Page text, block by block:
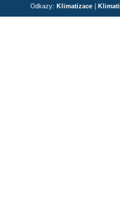
Odkazy: Klimatizace